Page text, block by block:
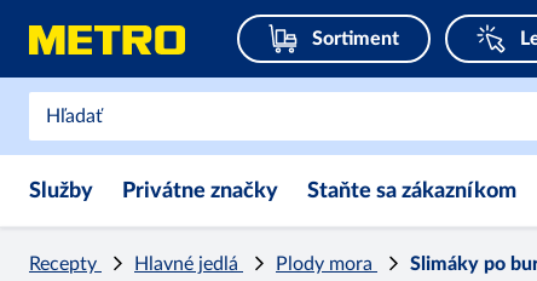
Sortiment
Služby Privátne značky Staňte sa zákazníkom
Recepty Hlavné jedlá Plody mora Slimáky po